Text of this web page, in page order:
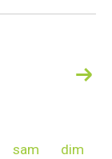
sam dim